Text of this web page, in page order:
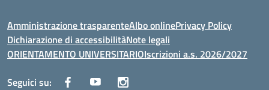
Amministrazione trasparenteAlbo onlinePrivacy Policy
Dichiarazione di accessibilitàNote legali
ORIENTAMENTO UNIVERSITARIOIscrizioni a.s. 2026/2027
Seguici su: